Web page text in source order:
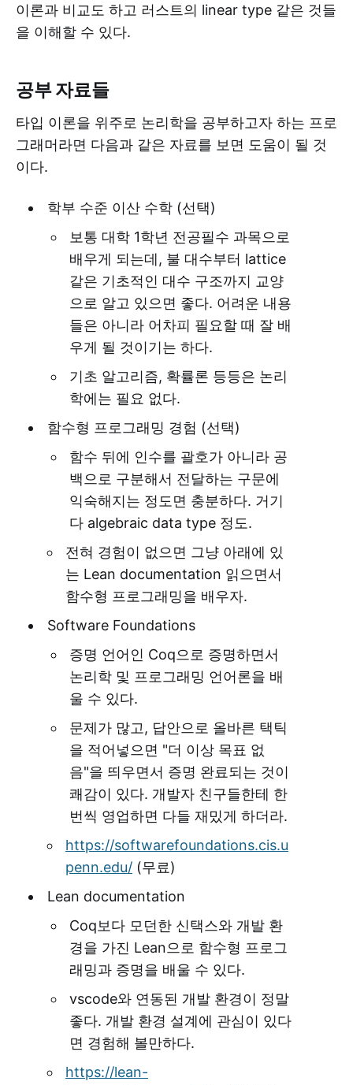
이론과 비교도 하고 러스트의 linear type 같은 것들
을 이해할 수 있다.
공부 자료들
타입 이론을 위주로 논리학을 공부하고자 하는 프로
그래머라면 다음과 같은 자료를 보면 도움이 될 것
이다.
학부 수준 이산 수학 (선택)
보통 대학 1학년 전공필수 과목으로
배우게 되는데, 불 대수부터 lattice
같은 기초적인 대수 구조까지 교양
으로 알고 있으면 좋다. 어려운 내용
들은 아니라 어차피 필요할 때 잘 배
우게 될 것이기는 하다.
기초 알고리즘, 확률론 등등은 논리
학에는 필요 없다.
함수형 프로그래밍 경험 (선택)
함수 뒤에 인수를 괄호가 아니라 공
백으로 구분해서 전달하는 구문에
익숙해지는 정도면 충분하다. 거기
다 algebraic data type 정도.
전혀 경험이 없으면 그냥 아래에 있
는 Lean documentation 읽으면서
함수형 프로그래밍을 배우자.
Software Foundations
증명 언어인 Coq으로 증명하면서
논리학 및 프로그래밍 언어론을 배
울 수 있다.
문제가 많고, 답안으로 올바른 택틱
을 적어넣으면 "더 이상 목표 없
음"을 띄우면서 증명 완료되는 것이
쾌감이 있다. 개발자 친구들한테 한
번씩 영업하면 다들 재밌게 하더라.
https://softwarefoundations.cis.u
penn.edu/(무료)
Lean documentation
Coq보다 모던한 신택스와 개발 환
경을 가진 Lean으로 함수형 프로그
래밍과 증명을 배울 수 있다.
vscode와 연동된 개발 환경이 정말
좋다. 개발 환경 설계에 관심이 있다
면 경험해 볼만하다.
https://lean-